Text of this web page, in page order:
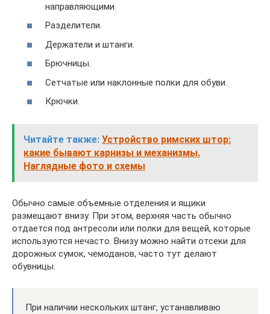
направляющими.
Разделители.
Держатели и штанги.
Брючницы.
Сетчатые или наклонные полки для обуви.
Крючки.
Читайте также: Устройство римских штор:
какие бывают карнизы и механизмы.
Наглядные фото и схемы
Обычно самые объемные отделения и ящики
размещают внизу. При этом, верхняя часть обычно
отдается под антресоли или полки для вещей, которые
используются нечасто. Внизу можно найти отсеки для
дорожных сумок, чемоданов, часто тут делают
обувницы.
При наличии нескольких штанг, устанавливаю